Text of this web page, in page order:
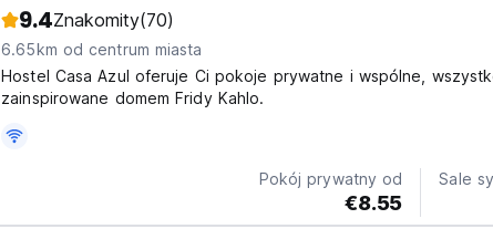
9.4Znakomity(70)
6.65km od centrum miasta
Hostel Casa Azul oferuje Ci pokoje prywatne i wspólne,
zainspirowane domem Fridy Kahlo.
Pokój prywatny od
€8.55
Sale